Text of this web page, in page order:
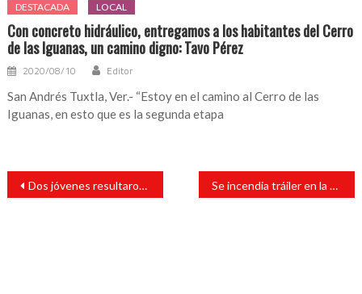
DESTACADA LOCAL
Con concreto hidráulico, entregamos a los habitantes del Cerro
de las Iguanas, un camino digno: Tavo Pérez
2020/08/10 Editor
San Andrés Tuxtla, Ver.- “Estoy en el camino al Cerro de las
Iguanas, en esto que es la segunda etapa
Navegación
entradas
Dos jóvenes resultaron lesionado por proyectil de arma de fuego Se incendia tráiler en la autopista